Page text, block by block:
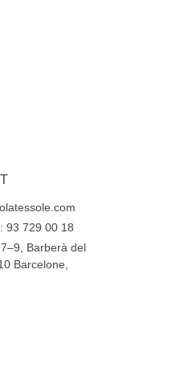
93 729 00 18
Barberà del
Barcelone,